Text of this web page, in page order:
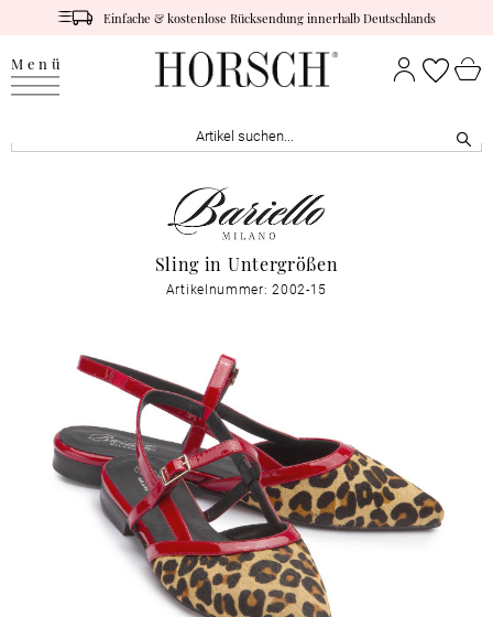
Einfache & kostenlose Rücksendung innerhalb Deutschlands
Menü
Sling in Untergrößen
Artikelnummer: 2002-15